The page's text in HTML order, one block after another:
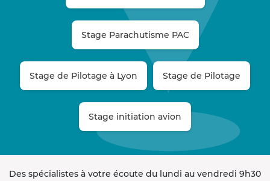
Stage Parachutisme PAC
Stage de Pilotage à Lyon Stage de Pilotage
Stage initiation avion
Des spécialistes à votre écoute du lundi au vendredi 9h30